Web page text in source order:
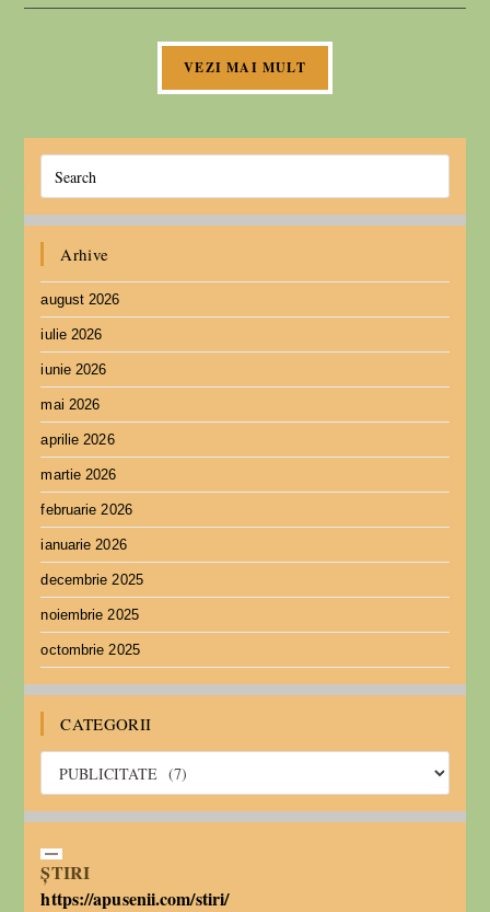
VEZI MAI MULT
Arhive
august 2026
iulie 2026
iunie 2026
mai 2026
aprilie 2026
martie 2026
februarie 2026
ianuarie 2026
decembrie 2025
noiembrie 2025
octombrie 2025
CATEGORII
ȘTIRI
https://apusenii.com/stiri/